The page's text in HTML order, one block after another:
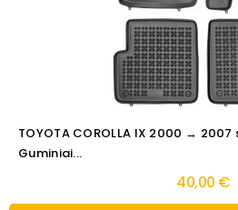
TOYOTA COROLLA IX 2000 →
Guminiai...
40,00 €